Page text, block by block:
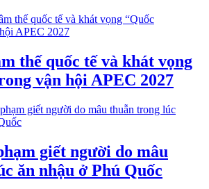
thế quốc tế và khát vọng
vận hội APEC 2027
giết người do mâu
ăn nhậu ở Phú Quốc